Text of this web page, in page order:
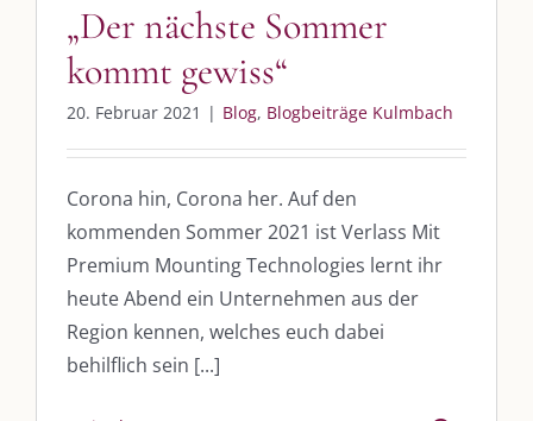
„Der nächste Sommer
kommt gewiss“
20. Februar 2021 | Blog, Blogbeiträge Kulmbach
Corona hin, Corona her. Auf den
kommenden Sommer 2021 ist Verlass Mit
Premium Mounting Technologies lernt ihr
heute Abend ein Unternehmen aus der
Region kennen, welches euch dabei
behilflich sein [...]
UNSERE HEIMAT KULMBACH
„Unser Kulmbach e. V.“– Der Händlerzusammenschluss der Stadt
„Stadt Kulmbach“– Offizielles Portal unserer Heimat
„Landratsamt Kulmbach“
– Wissenswertes in allen Belangen
Lebenslust Akademie Kulmbach “ – Mutmachergeschichten von
Mutbotschaftern